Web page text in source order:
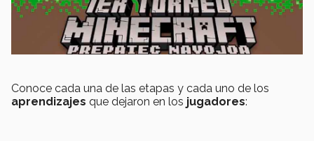
Conoce cada una de las etapas y cada uno de los
aprendizajes que dejaron en los jugadores: